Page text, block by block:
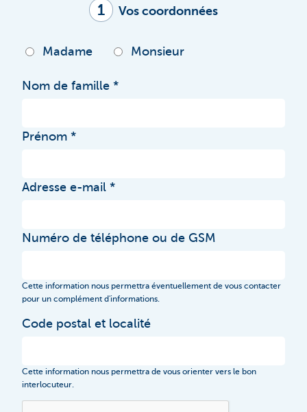
1 Vos coordonnées
Madame Monsieur
Nom de famille
Prénom
Adresse e-mail
Numéro de téléphone ou de GSM
Cette information nous permettra éventuellement de vous contacter
pour un complément d'informations.
Code postal et localité
Cette information nous permettra de vous orienter vers le bon
interlocuteur.